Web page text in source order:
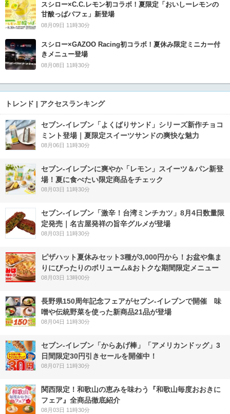
スシロー×C.C.レモン初コラボ！夏限定「おいしーレモンの
甘酸っぱパフェ」新登場
08月09日 11時30分
スシロー×GAZOO Racing初コラボ！夏休み限定ミニカー付
きメニュー登場
08月08日 11時30分
トレンド | アクセスランキング
セブン‐イレブン「よくばりサンド」シリーズ新作チョコ
ミント登場｜夏限定スイーツサンドの爽快な魅力
08月06日 11時30分
セブン‐イレブンに爽やか「レモン」スイーツ＆パン新登
場！夏に食べたい限定商品をチェック
08月03日 11時30分
セブン-イレブン「激辛！台湾ミンチカツ」8月4日数量限
定発売｜名古屋発祥の旨辛グルメが登場
08月03日 11時30分
ピザハット夏休みセット3種が3,000円から！お盆や集ま
りにぴったりのボリューム&おトクな期間限定メニュー
08月03日 13時00分
長野県150周年記念フェアがセブン-イレブンで開催 味
噌や伝統野菜を使った新商品21品が登場
08月04日 11時30分
セブン‐イレブン「からあげ棒」「アメリカンドッグ」3
日間限定30円引きセールを開催中！
08月07日 11時30分
関西限定！和歌山の恵みを味わう『和歌山毎度おおきに
フェア』全商品徹底紹介
08月03日 11時30分